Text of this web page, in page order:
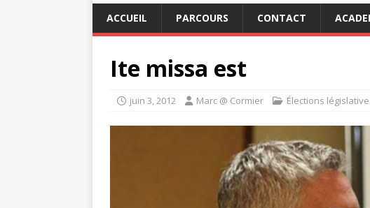
ACCUEIL PARCOURS CONTACT
Ite missa est
juin 3, 2012 Marc @ Cormier Élections